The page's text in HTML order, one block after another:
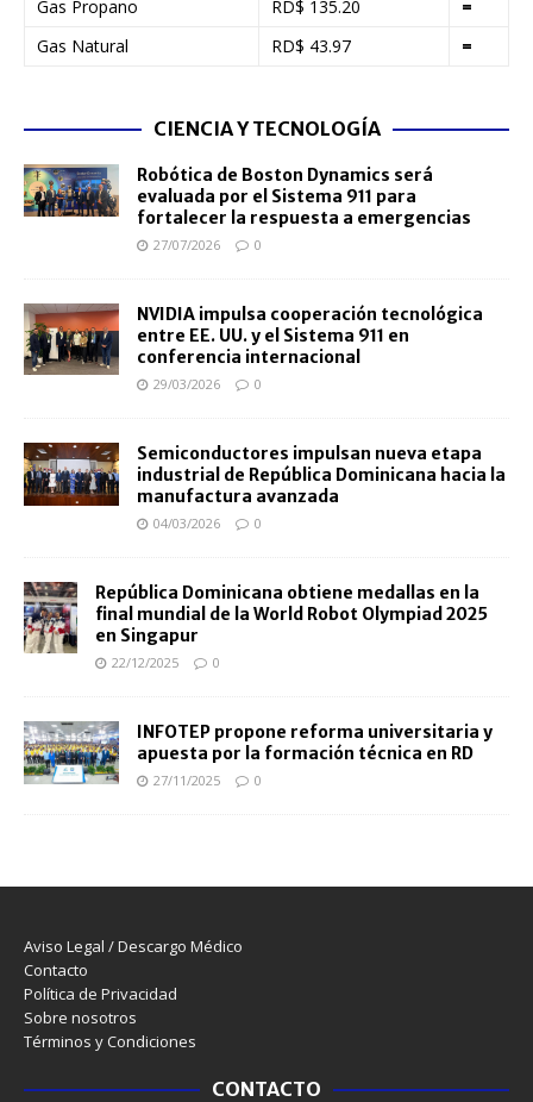
Gas Propano
RD$ 135.20
=
Gas Natural
RD$ 43.97 =
CIENCIA Y TECNOLOGÍA
Robótica de Boston Dynamics será
evaluada por el Sistema 911 para
fortalecer la respuesta a emergencias
27/07/2026 0
NVIDIA impulsa cooperación tecnológica
entre EE. UU. y el Sistema 911 en
conferencia internacional
29/03/2026 0
Semiconductores impulsan nueva etapa
industrial de República Dominicana hacia la
manufactura avanzada
04/03/2026 0
República Dominicana obtiene medallas en la
final mundial de la World Robot Olympiad 2025
en Singapur
22/12/2025 0
INFOTEP propone reforma universitaria y
apuesta por la formación técnica en RD
27/11/2025 0
Aviso Legal / Descargo Médico
Contacto
Política de Privacidad
Sobre nosotros
Términos y Condiciones
CONTACTO